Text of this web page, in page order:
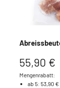
55,90 €
Mengenrabatt:
ab 5: 53,90 €